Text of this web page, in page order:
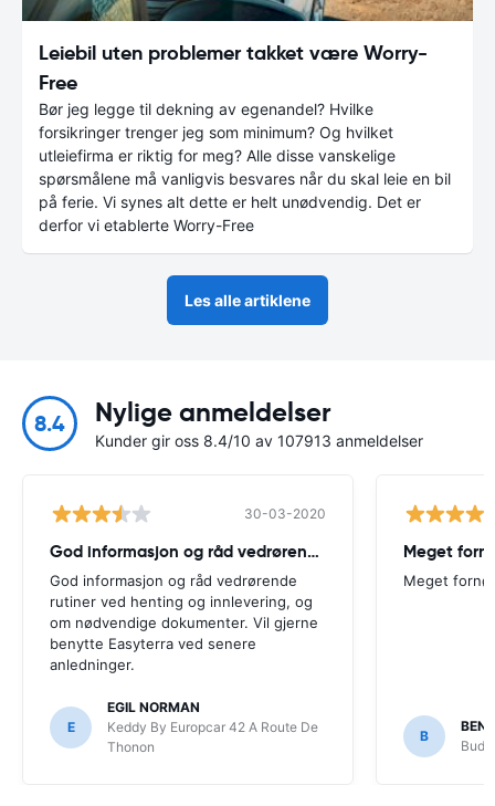
Leiebil uten problemer takket være Worry-
Free
Bør jeg legge til dekning av egenandel? Hvilke
forsikringer trenger jeg som minimum? Og hvilket
utleiefirma er riktig for meg? Alle disse vanskelige
spørsmålene må vanligvis besvares når du skal leie en bil
på ferie. Vi synes alt dette er helt unødvendig. Det er
derfor vi etablerte Worry-Free
Les alle artiklene
8.4 Nylige anmeldelser
Kunder gir oss 8.4/10 av 107913 anmeldelser
30-03-2020
God informasjon og råd vedrørende
God informasjon og råd vedrørende
rutiner ved henting og innlevering, og
om nødvendige dokumenter. Vil gjerne
benytte Easyterra ved senere
anledninger.
E
EGIL NORMAN
Keddy By Europcar 42 A Route De
Thonon
Meget
Meget
B